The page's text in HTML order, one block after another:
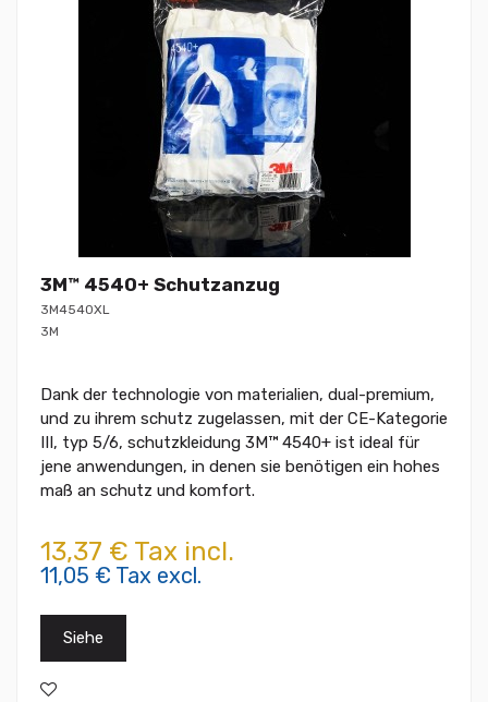
3M™ 4540+ Schutzanzug
3M4540XL
3M
Dank der technologie von materialien, dual-premium,
und zu ihrem schutz zugelassen, mit der CE-Kategorie
III, typ 5/6, schutzkleidung 3M™ 4540+ ist ideal für
jene anwendungen, in denen sie benötigen ein hohes
maß an schutz und komfort.
13,37 € Tax incl.
11,05 € Tax excl.
Siehe